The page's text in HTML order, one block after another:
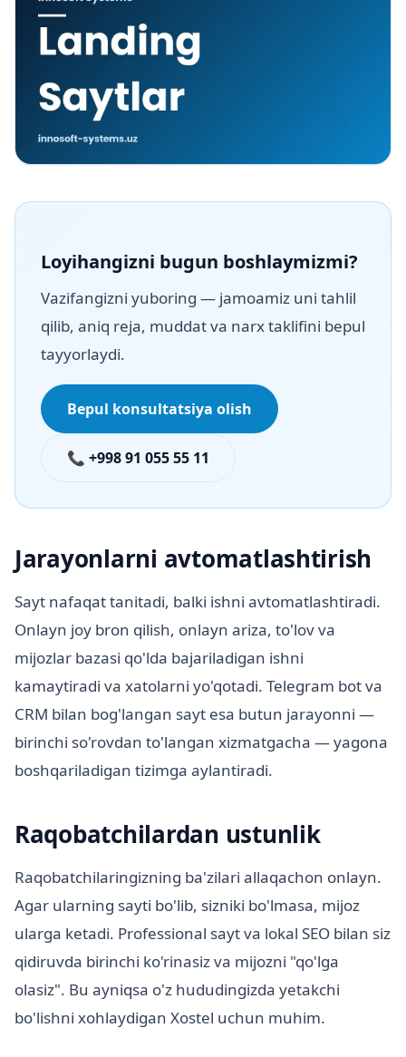
Loyihangizni bugun boshlaymizmi?
Vazifangizni yuboring — jamoamiz uni tahlil
qilib, aniq reja, muddat va narx taklifini bepul
tayyorlaydi.
Bepul konsultatsiya olish
📞 +998 91 055 55 11
Jarayonlarni avtomatlashtirish
Sayt nafaqat tanitadi, balki ishni avtomatlashtiradi.
Onlayn joy bron qilish, onlayn ariza, to'lov va
mijozlar bazasi qo'lda bajariladigan ishni
kamaytiradi va xatolarni yo'qotadi. Telegram bot va
CRM bilan bog'langan sayt esa butun jarayonni —
birinchi so'rovdan to'langan xizmatgacha — yagona
boshqariladigan tizimga aylantiradi.
Raqobatchilardan ustunlik
Raqobatchilaringizning ba'zilari allaqachon onlayn.
Agar ularning sayti bo'lib, sizniki bo'lmasa, mijoz
ularga ketadi. Professional sayt va lokal SEO bilan siz
qidiruvda birinchi ko'rinasiz va mijozni "qo'lga
olasiz". Bu ayniqsa o'z hududingizda yetakchi
bo'lishni xohlaydigan Xostel uchun muhim.